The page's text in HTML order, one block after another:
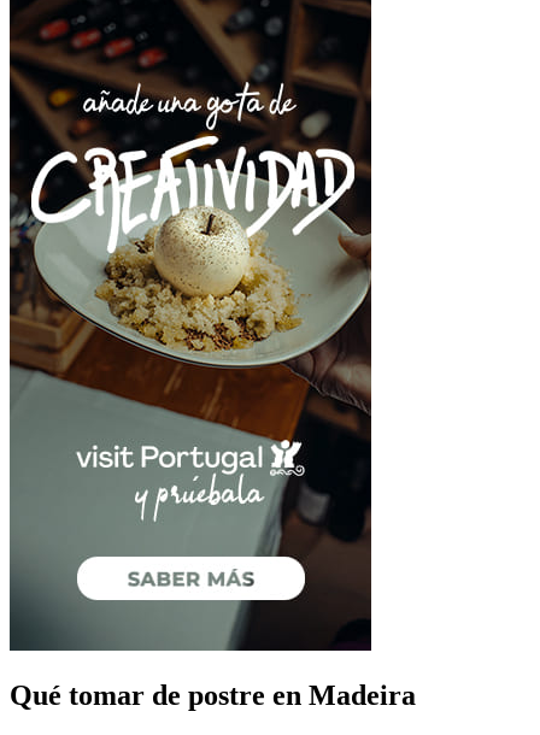
Qué tomar de postre en Madeira